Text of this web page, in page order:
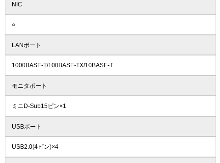
NIC
○
LANポート
1000BASE-T/100BASE-TX/10BASE-T
モニタポート
ミニD-Sub15ピン×1
USBポート
USB2.0(4ピン)×4